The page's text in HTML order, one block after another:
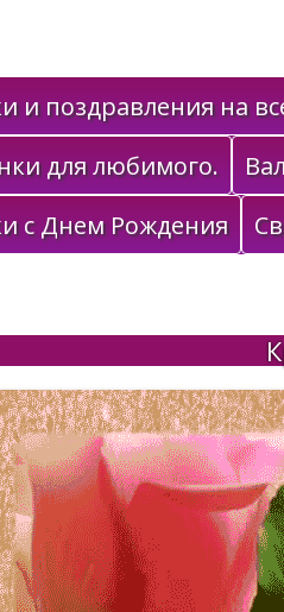
подарок
и поздравления на
для любимого.
с Днем Рождения